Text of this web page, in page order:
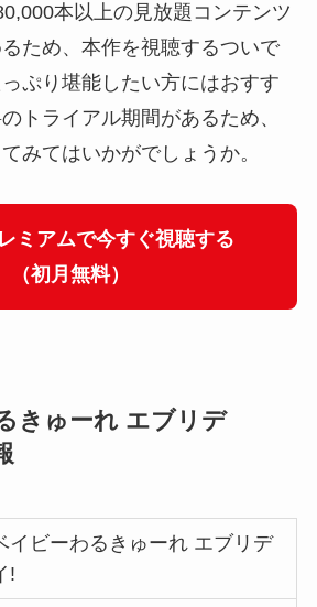
本以上の見放題コンテンツ
ため、本作を視聴するついで
ぷり堪能したい方にはおすす
トライアル期間があるため、
みてはいかがでしょうか。
ミアムで今すぐ視聴する
（初月無料）
きゅーれ エブリデ
イビーわるきゅーれ エブリデ
!